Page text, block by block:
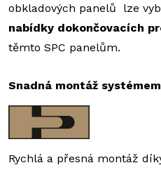
obkladových panelů lze
nabídky dokončovacích
těmto SPC panelům.
Snadná montáž
Rychlá a přesná montáž